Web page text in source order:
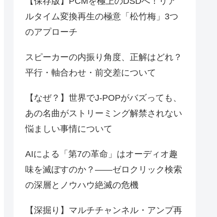
ルタイム変換再生の極意「松竹梅」3つ
のアプローチ
スピーカーの内振り角度、正解はどれ？
平行・軸合わせ・前交差について
【なぜ？】世界でJ-POPがバズっても、
あの名曲がストリーミング解禁されない
悩ましい事情について
AIによる「第7の革命」はオーディオ趣
味を滅ぼすのか？――ゼロクリック検索
の深層とノウハウ絶滅の危機
【深掘り】マルチチャンネル・アンプ再